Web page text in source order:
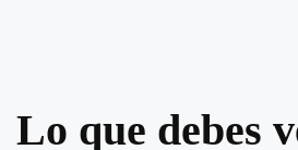
Lo que debes